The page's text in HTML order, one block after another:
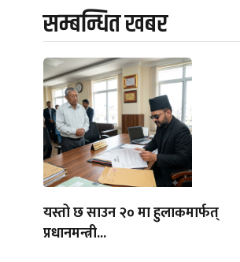
सम्बन्धित खबर
यस्तो छ साउन २० मा हुलाकमार्फत्
प्रधानमन्त्री...